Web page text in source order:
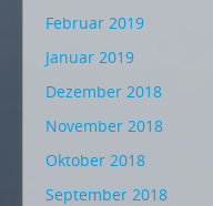
Februar 2019
Januar 2019
Dezember 2018
November 2018
Oktober 2018
September 2018